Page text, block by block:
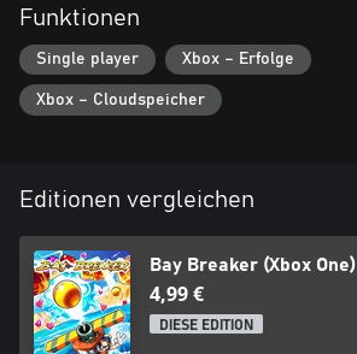
Funktionen
Single player Xbox – Erfolge
Xbox – Cloudspeicher
Editionen vergleichen
Bay Breaker (Xbox One)
4,99 €
DIESE EDITION